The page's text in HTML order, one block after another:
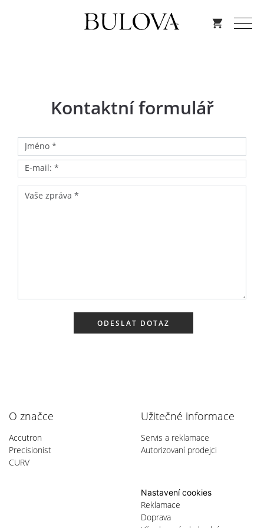
Kontaktní formulář
ODESLAT DOTAZ
O značce
Accutron
Precisionist
CURV
Užitečné informace
Servis a reklamace
Autorizovaní prodejci
Nastavení cookies
Reklamace
Doprava